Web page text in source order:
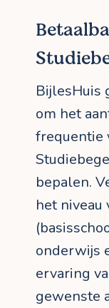
BijlesHuis
om het
frequentie
bepalen.
het niveau
onderwijs
ervaring
gewenste